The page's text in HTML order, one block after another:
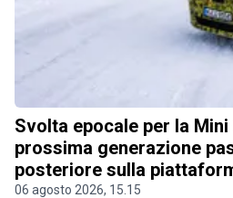
Svolta epocale per la Mini
prossima generazione
posteriore sulla
06 agosto 2026, 15.15